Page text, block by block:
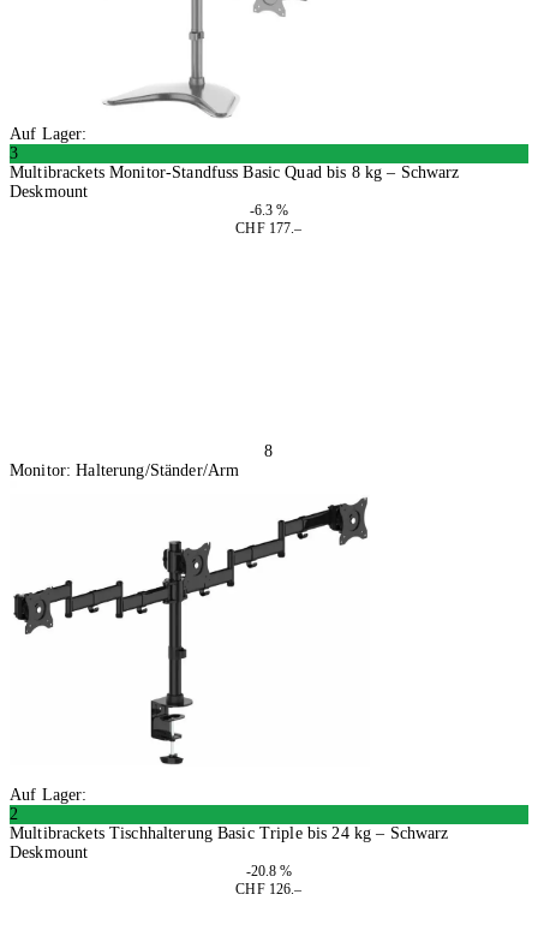
Auf Lager:
3
Multibrackets Monitor-Standfuss Basic Quad bis 8 kg – Schwarz
Deskmount
-6.3 %
CHF 177.–
8
Monitor: Halterung/Ständer/Arm
Auf Lager:
2
Multibrackets Tischhalterung Basic Triple bis 24 kg – Schwarz
Deskmount
-20.8 %
CHF 126.–